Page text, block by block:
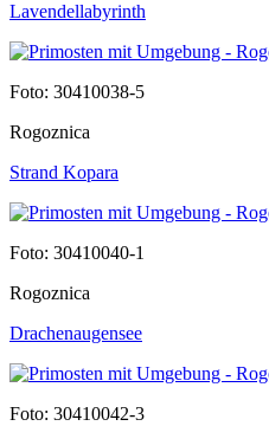
Lavendellabyrinth
Foto: 30410038-5
Rogoznica
Strand Kopara
Foto: 30410040-1
Rogoznica
Drachenaugensee
Foto: 30410042-3